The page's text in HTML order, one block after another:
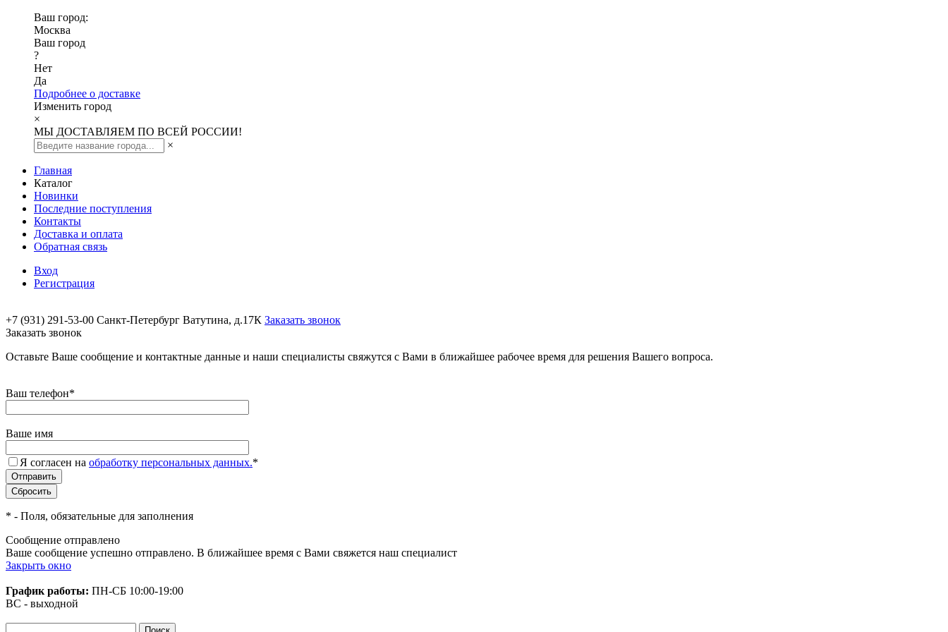
Ваш город:
Москва
Ваш город
?
Нет
Да
Подробнее о доставке
Изменить город
×
МЫ ДОСТАВЛЯЕМ ПО ВСЕЙ РОССИИ!
×
Главная
Каталог
Новинки
Последние поступления
Контакты
Доставка и оплата
Обратная связь
Вход
Регистрация
+7 (931) 291-53-00 Санкт-Петербург Ватутина, д.17К Заказать звонок
Заказать звонок
Оставьте Ваше сообщение и контактные данные и наши специалисты свяжутся с Вами в ближайшее рабочее время для решения Вашего вопроса.
Ваш телефон*
Ваше имя
Я согласен на обработку персональных данных.*
* - Поля, обязательные для заполнения
Сообщение отправлено
Ваше сообщение успешно отправлено. В ближайшее время с Вами свяжется наш специалист
Закрыть окно
График работы: ПН-СБ 10:00-19:00
ВС - выходной